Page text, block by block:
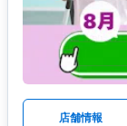
店舗情報